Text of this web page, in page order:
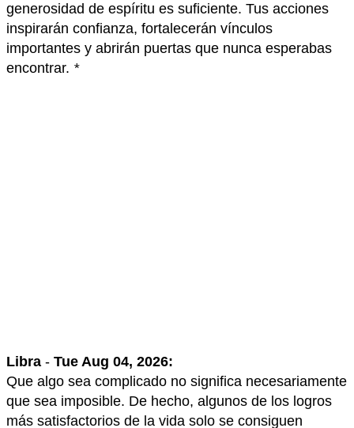
generosidad de espíritu es suficiente. Tus acciones
inspirarán confianza, fortalecerán vínculos
importantes y abrirán puertas que nunca esperabas
encontrar. *
Libra - Tue Aug 04, 2026:
Que algo sea complicado no significa necesariamente
que sea imposible. De hecho, algunos de los logros
más satisfactorios de la vida solo se consiguen